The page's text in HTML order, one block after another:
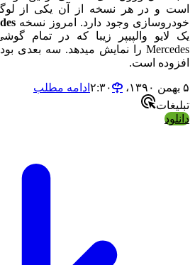
است و در هر نسخه از آن یکی از
خودروسازی وجود دارد. امروز نسخه
یک لایو والپیپر زیبا که در تمام
افزوده است.
۵ بهمن ۱۳۹۰،‏ ۲:۳۰
ادامه مطلب
تبلیغات
دانلود